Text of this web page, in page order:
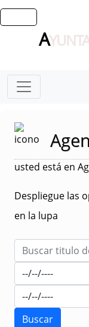
A
usted está en
Despliegue las
en la lupa